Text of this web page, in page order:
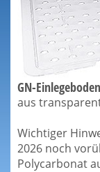
GN-Einlegeboden
aus
Wichtiger
2026 noch
Polycarbonat